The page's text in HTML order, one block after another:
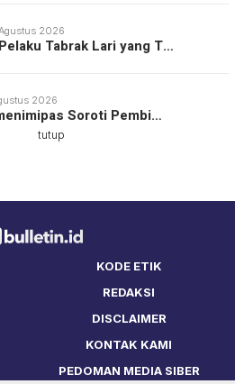
2026
Tabrak Lari yang T…
2026
Soroti Pembi…
KODE ETIK
REDAKSI
DISCLAIMER
KONTAK KAMI
PEDOMAN MEDIA SIBER
tutup